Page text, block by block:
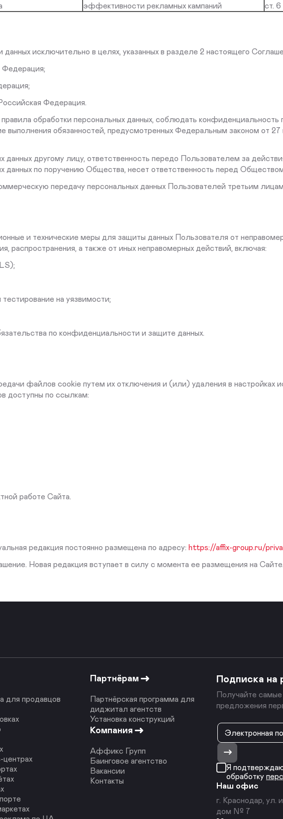
эффективности рекламных кампаний
ст.
исключительно в целях, указанных в разделе 2 настоящего
Федерация.
обработки персональных данных, соблюдать конфиденциальность
выполнения обязанностей, предусмотренных Федеральным законом
другому лицу, ответственность передо Пользователем за
по поручению Общества, несет ответственность перед
передачу персональных данных Пользователей третьим
и технические меры для защиты данных Пользователя от
распространения, а также от иных неправомерных действий, включая:
на уязвимости;
по конфиденциальности и защите данных.
файлов cookie путем их отключения и (или) удаления в настройках
доступны по ссылкам:
работе Сайта.
редакция постоянно размещена по адресу: https://affix-group.ru/
Новая редакция вступает в силу с момента ее размещения на Сайте.
для продавцов
центрах
Партнёрам
Партнёрская программа для
диджитал агентств
Установка конструкций
Компания
Аффикс Групп
Баинговое агентство
Вакансии
Контакты
Подписка на
Получайте
предложения
Я
обработку
Наш офис
г. Краснодар,
дом № 7